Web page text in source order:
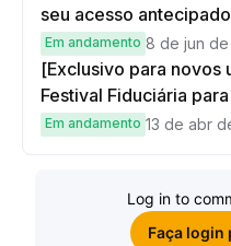
seu acesso
globais
Em andamento 8 de jun
[Exclusivo para novos
Festival Fiduciária
complete tarefas
Em andamento 13 de abr
Log in to
Faça login